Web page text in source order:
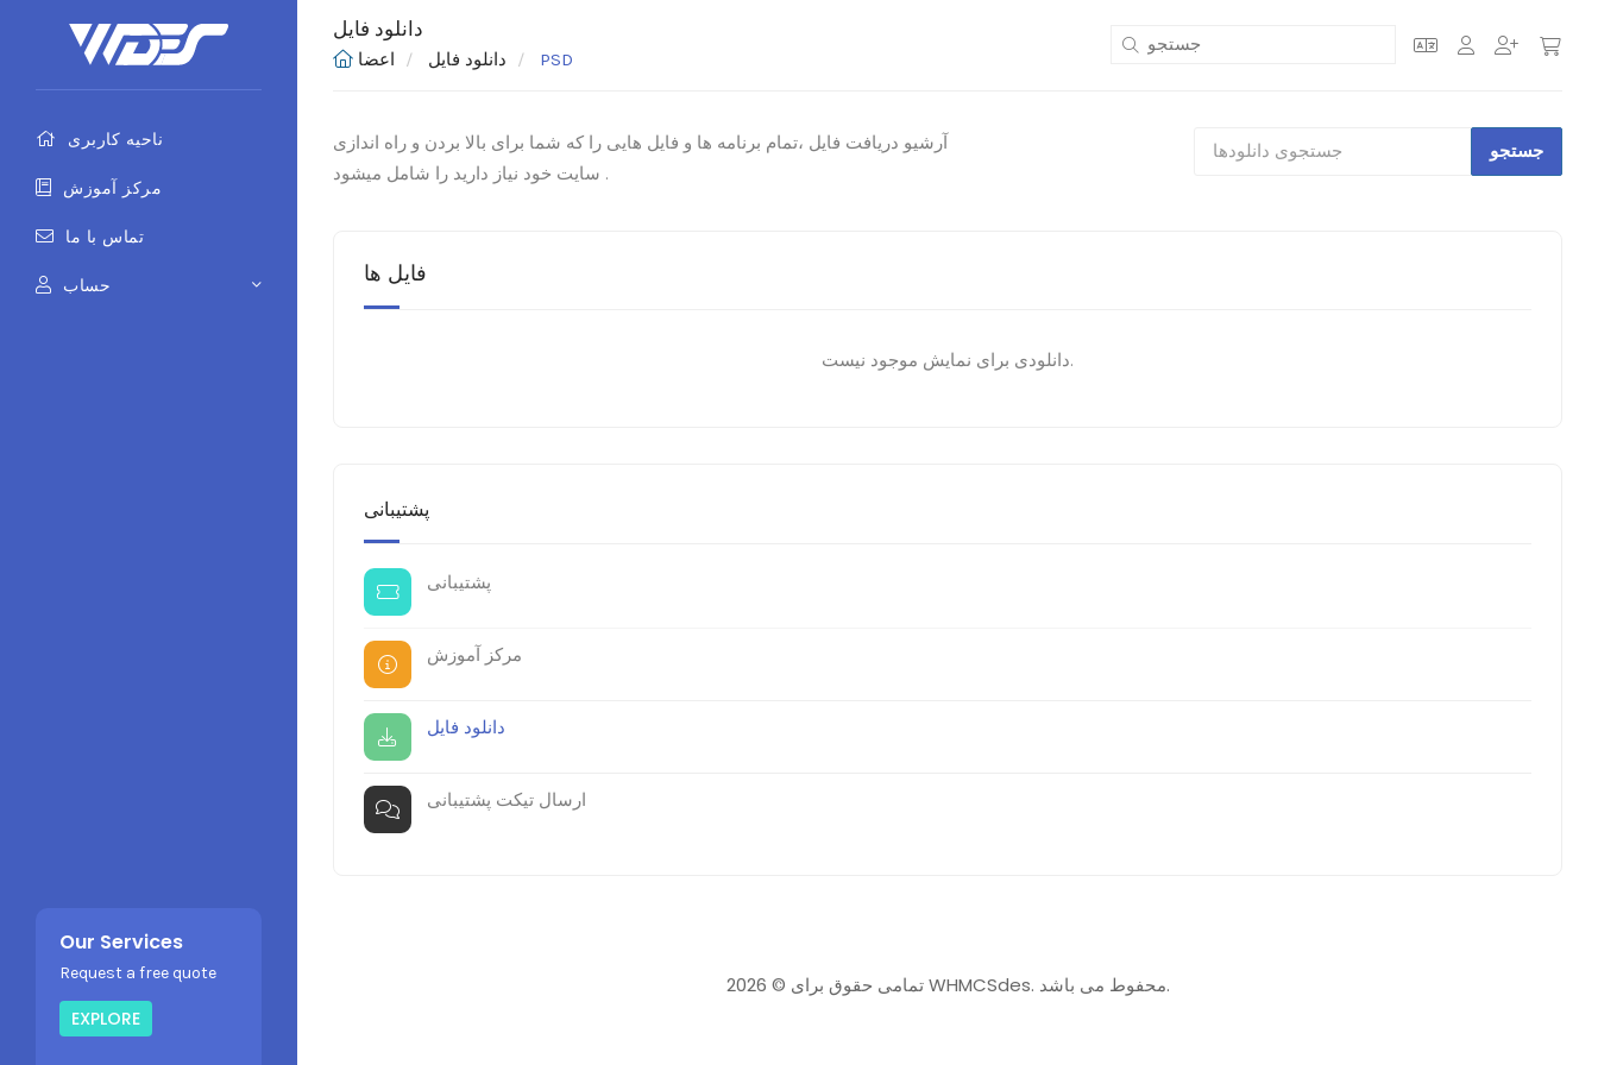
ناحیه کاربری
مرکز آموزش
تماس با ما
Our Services
Request a free quote
EXPLORE
دانلود فایل
اعضا دانلود فایل PSD
پشتیبانی
پشتیبانی
مرکز آموزش
دانلود فایل
ارسال تیکت پشتیبانی
آرشیو دریافت فایل ،تمام برنامه ها و فایل هایی را که شما برای بالا بردن و راه اندازی
سایت خود نیاز دارید را شامل میشود .
فایل ها
دانلودی برای نمایش موجود نیست.
تمامی حقوق برای © 2026 WHMCSdes. محفوط می باشد.